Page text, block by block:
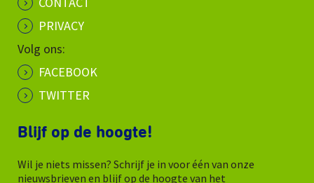
PRIVACY
Volg ons:
FACEBOOK
TWITTER
Blijf op de hoogte!
Wil je niets missen? Schrijf je in voor één van onze
nieuwsbrieven en blijf op de hoogte van het